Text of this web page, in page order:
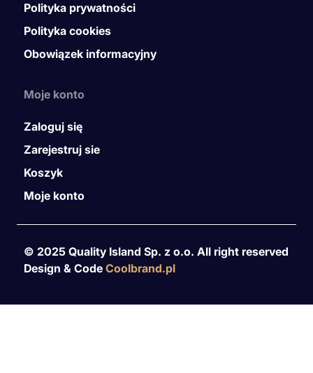
Polityka prywatności
Polityka cookies
Obowiązek informacyjny
Moje konto
Zaloguj się
Zarejestruj sie
Koszyk
Moje konto
© 2025 Quality Island Sp. z o.o. All right reserved
Design & Code Coolbrand.pl